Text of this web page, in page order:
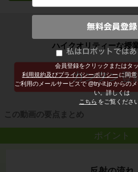
会員登録をクリックまたはタ
利用規約及びプライバシーポリシー に同
ご利用のメールサービスで @try-it.jp からの
い。詳しくは
こちら をご覧くださ
子どもの勉強から大人の
ハイクオリティーな授
この動画の要点まとめ
ポイント